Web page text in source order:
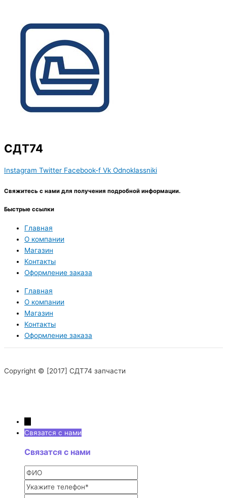
СДТ74
Instagram Twitter Facebook-f Vk Odnoklassniki
Свяжитесь с нами для получения подробной информации.
Быстрые ссылки
Главная
О компании
Магазин
Контакты
Оформление заказа
Главная
О компании
Магазин
Контакты
Оформление заказа
Copyright © [2017] СДТ74 запчасти
Связатся с нами
Связатся с нами